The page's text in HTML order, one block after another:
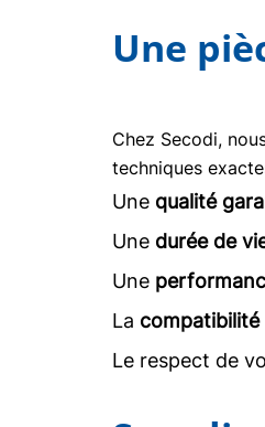
Une
Chez Secodi,
techniques
Une qualité
Une durée de
Une
La
Le respect de